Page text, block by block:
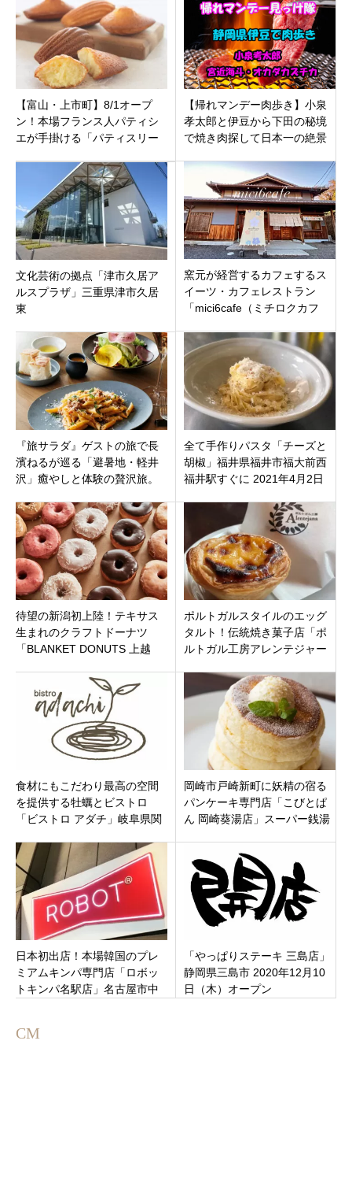
【富山・上市町】8/1オープ
ン！本場フランス人パティシ
エが手掛ける「パティスリー
【帰れマンデー肉歩き】小泉
孝太郎と伊豆から下田の秘境
で焼き肉探して日本一の絶景
文化芸術の拠点「津市久居ア
ルスプラザ」三重県津市久居
東
窯元が経営するカフェするス
イーツ・カフェレストラン
「mici6cafe（ミチロクカフ
『旅サラダ』ゲストの旅で長
濱ねるが巡る「避暑地・軽井
沢」癒やしと体験の贅沢旅。
ング初体験
全て手作りパスタ「チーズと
胡椒」福井県福井市福大前西
福井駅すぐに 2021年4月2日
待望の新潟初上陸！テキサス
生まれのクラフトドーナツ
「BLANKET DONUTS 上越
ポルトガルスタイルのエッグ
タルト！伝統焼き菓子店「ポ
ルトガル工房アレンテジャー
食材にもこだわり最高の空間
を提供する牡蠣とビストロ
「ビストロ アダチ」岐阜県関
岡崎市戸崎新町に妖精の宿る
パンケーキ専門店「こびとぱ
ん 岡崎葵湯店」スーパー銭湯
日本初出店！本場韓国のプレ
ミアムキンパ専門店「ロボッ
トキンパ名駅店」名古屋市中
「やっぱりステーキ 三島店」
静岡県三島市 2020年12月10
日（木）オープン
CM